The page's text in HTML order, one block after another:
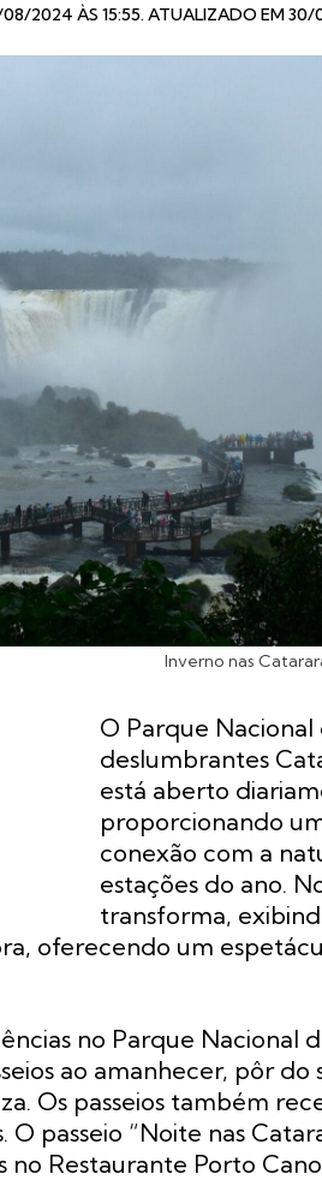
2024 ÀS 15:55. ATUALIZADO EM 30/
Inverno nas
O Parque Nacional
deslumbrantes
está aberto
proporcionando
conexão com a
estações do ano.
transforma,
oferecendo um
no Parque Nacional
ao amanhecer, pôr
Os passeios também
O passeio “Noite nas
no Restaurante Porto